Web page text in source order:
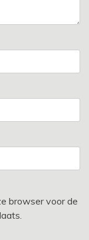
browser voor de